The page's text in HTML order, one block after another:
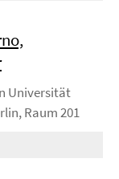
Universität
Raum 201